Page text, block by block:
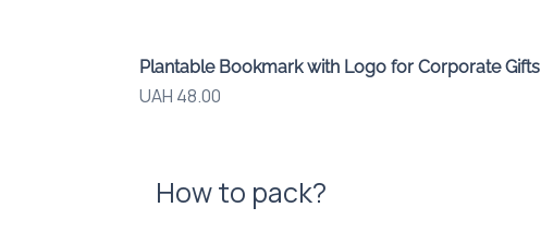
Plantable Bookmark with Logo for Corporate Gifts
Price
UAH 48.00
How to pack?